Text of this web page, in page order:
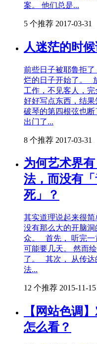
案。 他们总是...
5 个推荐 2017-03-31
人迷茫的时
前些日子被耶鲁拒
烂的日子开始了。
工作，不见客人，
好好写点东西，结
破琴的第四根弦也
出门了...
8 个推荐 2017-03-31
为何艺术界
法，而没有
死」？
其实道理说起来很
没有那么大的开脑
众。 首先， 听完一
可能要几天。 然而
了。 其次， 从传达
法...
12 个推荐 2015-11-15
【网站色调
怎么看？